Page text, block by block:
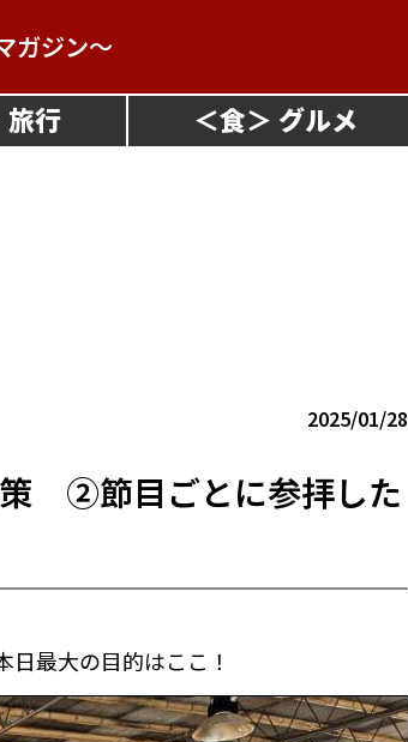
ガジン～
＜食＞
2025/01/28
策 ②節目ごとに参拝した
日最大の目的はここ！